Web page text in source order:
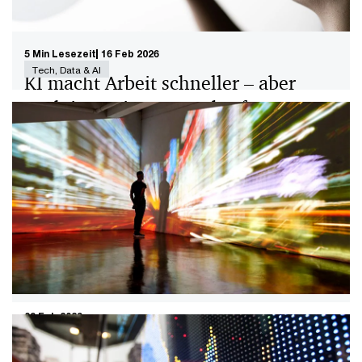
5 Min Lesezeit 16 Feb 2026
KI macht Arbeit schneller – aber
auch intensiver: Was das für
Führungskräfte bedeutet
KI verspricht die Arbeit effizienter zu machen.
Ergebnisse der Global Workforce Hopes and Fears
Survey 2025 von PwC zeigen, dass diejenigen am
meisten profitieren, die KI besonders häufig nutzen.
Tech, Data & AI
09 Feb 2026
Mehr Tempo, Mut und Daten
Reinvention